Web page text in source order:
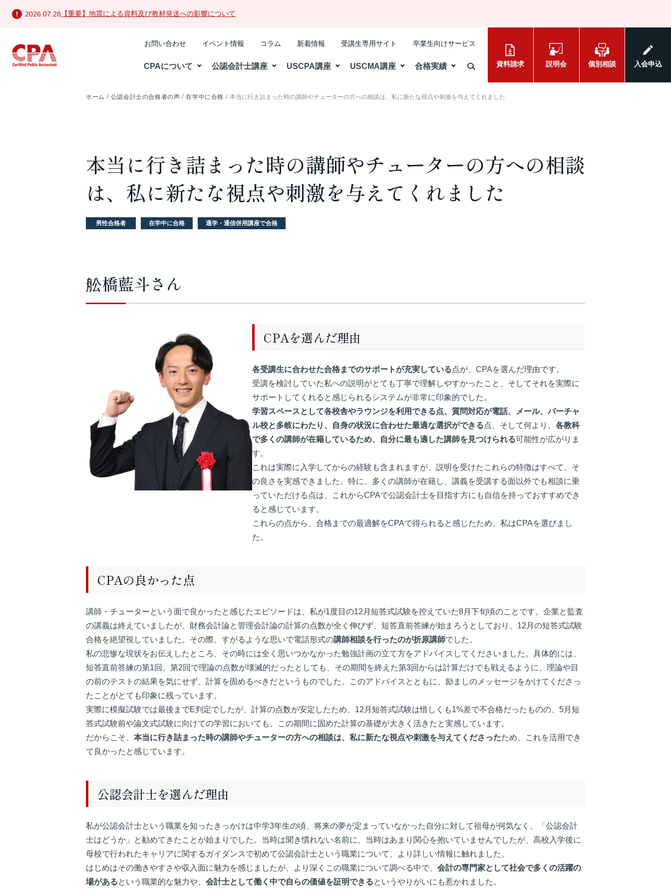
2026.07.28 【重要】地震による資料及び教材発送への影響について
CPAについて 公認会計士講座 USCPA講座 USCMA講座 合格実績
お問い合わせ イベント情報 コラム 新着情報 受講生専用サイト 卒業生向けサービス
資料請求 説明会 個別相談 入会申込
ホーム 公認会計士の合格者の声 在学中に合格 本当に行き詰まった時の講師やチューターの方への相談は、私に新たな視点や刺激を与えてくれました
本当に行き詰まった時の講師やチューターの方への相談
は、私に新たな視点や刺激を与えてくれました
男性合格者 在学中に合格 通学・通信併用講座で合格
舩橋藍斗さん
CPAを選んだ理由
各受講生に合わせた合格までのサポートが充実している点が、CPAを選んだ理由です。
受講を検討していた私への説明がとても丁寧で理解しやすかったこと、そしてそれを実際に
サポートしてくれると感じられるシステムが非常に印象的でした。
学習スペースとして各校舎やラウンジを利用できる点、質問対応が電話、メール、バーチャ
ル校と多岐にわたり、自身の状況に合わせた最適な選択ができる点、そして何より、 各教科
で多くの講師が在籍しているため、自分に最も適した講師を見つけられる可能性が広がりま
す。
これは実際に入学してからの経験も含まれますが、説明を受けたこれらの特徴はすべて、そ
の良さを実感できました。特に、多くの講師が在籍し、講義を受講する面以外でも相談に乗
っていただける点は、これからCPAで公認会計士を目指す方にも自信を持っておすすめでき
ると感じています。
これらの点から、合格までの最適解をCPAで得られると感じたため、私はCPAを選びまし
た。
CPAの良かった点
講師・チューターという面で良かったと感じたエピソードは、私が1度目の12月短答式試験を控えていた8月下旬頃のことです。企業と監査
の講義は終えていましたが、財務会計論と管理会計論の計算の点数が全く伸びず、短答直前答練が始まろうとしており、12月の短答式試験
合格を絶望視していました。その際、すがるような思いで電話形式の講師相談を行ったのが折原講師でした。
私の悲惨な現状をお伝えしたところ、その時には全く思いつかなかった勉強計画の立て方をアドバイスしてくださいました。具体的には、
短答直前答練の第1回、第2回で理論の点数が壊滅的だったとしても、その期間を終えた第3回からは計算だけでも戦えるように、理論や目
の前のテストの結果を気にせず、計算を固めるべきだというものでした。このアドバイスとともに、励ましのメッセージをかけてくださっ
たことがとても印象に残っています。
実際に模擬試験では最後までE判定でしたが、計算の点数が安定したため、12月短答式試験は惜しくも1%差で不合格だったものの、5月短
答式試験前や論文式試験に向けての学習においても、この期間に固めた計算の基礎が大きく活きたと実感しています。
だからこそ、 本当に行き詰まった時の講師やチューターの方への相談は、私に新たな視点や刺激を与えてくださったため、これを活用でき
て良かったと感じています。
公認会計士を選んだ理由
私が公認会計士という職業を知ったきっかけは中学3年生の頃、将来の夢が定まっていなかった自分に対して祖母が何気なく、「公認会計
士はどうか」と勧めてきたことが始まりでした。当時は聞き慣れない名前に、当時はあまり関心を抱いていませんでしたが、高校入学後に
母校で行われたキャリアに関するガイダンスで初めて公認会計士という職業について、より詳しい情報に触れました。
はじめはその働きやすさや収入面に魅力を感じましたが、より深くこの職業について調べる中で、 会計の専門家として社会で多くの活躍の
場があるという職業的な魅力や、 会計士として働く中で自らの価値を証明できるというやりがいにも惹かれました。